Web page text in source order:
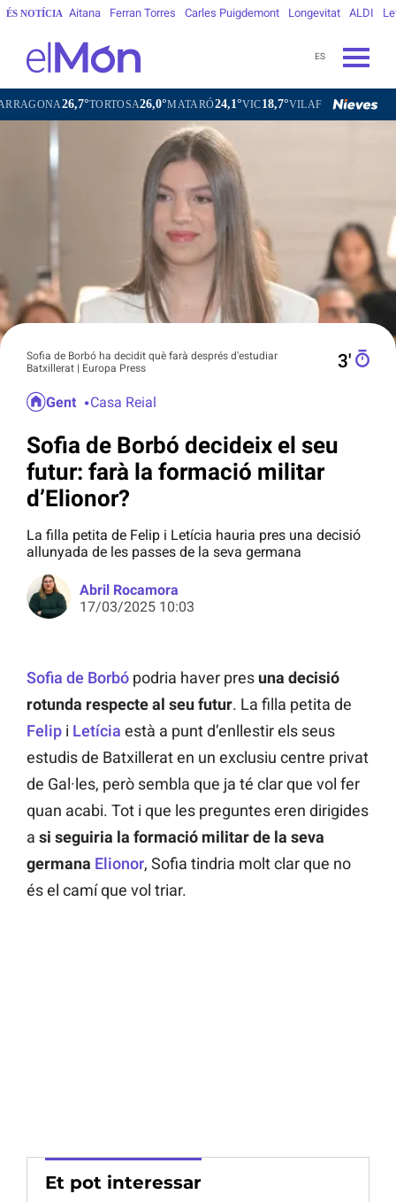
ÉS NOTÍCIA Aitana Ferran Torres Carles Puigdemont Longevitat ALDI
ES
26,7°TORTOSA26,0°MATARÓ24,1°VIC18,7°VILAFRANCA DEL PENEDÈS
Sofia de Borbó ha decidit què farà després d'estudiar
Batxillerat | Europa Press
3′
Gent Casa Reial
Sofia de Borbó decideix el seu
futur: farà la formació militar
d’Elionor?
La filla petita de Felip i Letícia hauria pres una decisió
allunyada de les passes de la seva germana
Abril Rocamora
17/03/2025 10:03
Sofia de Borbó podria haver pres una decisió
rotunda respecte al seu futur. La filla petita de
Felip i Letícia està a punt d’enllestir els seus
estudis de Batxillerat en un exclusiu centre privat
de Gal·les, però sembla que ja té clar que vol fer
quan acabi. Tot i que les preguntes eren dirigides
a si seguiria la formació militar de la seva
germana Elionor, Sofia tindria molt clar que no
és el camí que vol triar.
Et pot interessar